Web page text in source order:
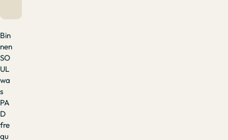
Bin
nen
SO
UL
wa
s
PA
D
fre
qu